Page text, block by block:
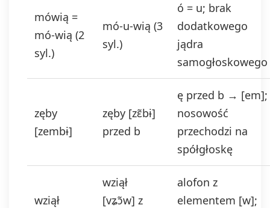
mówią =
mó-wią (2
syl.)
mó-u-wią (3
syl.)
ó = u; brak
dodatkowego
jądra
samogłoskowego
zęby
[zembɨ]
zęby [zɛ̃bɨ]
przed b
ę przed b → [em];
nosowość
przechodzi na
spółgłoskę
wziął
wziął
[vʑɔ̃w] z
alofon z
elementem [w];